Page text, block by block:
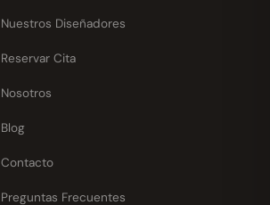
Nuestros Diseñadores
Reservar Cita
Nosotros
Blog
Contacto
Preguntas Frecuentes